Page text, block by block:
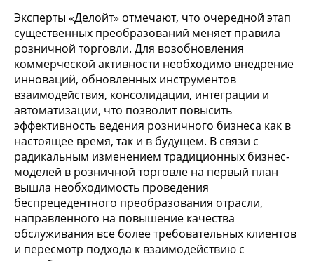
Эксперты «Делойт» отмечают, что очередной этап
существенных преобразований меняет правила
розничной торговли. Для возобновления
коммерческой активности необходимо внедрение
инноваций, обновленных инструментов
взаимодействия, консолидации, интеграции и
автоматизации, что позволит повысить
эффективность ведения розничного бизнеса как в
настоящее время, так и в будущем. В связи с
радикальным изменением традиционных бизнес-
моделей в розничной торговле на первый план
вышла необходимость проведения
беспрецедентного преобразования отрасли,
направленного на повышение качества
обслуживания все более требовательных клиентов
и пересмотр подхода к взаимодействию с